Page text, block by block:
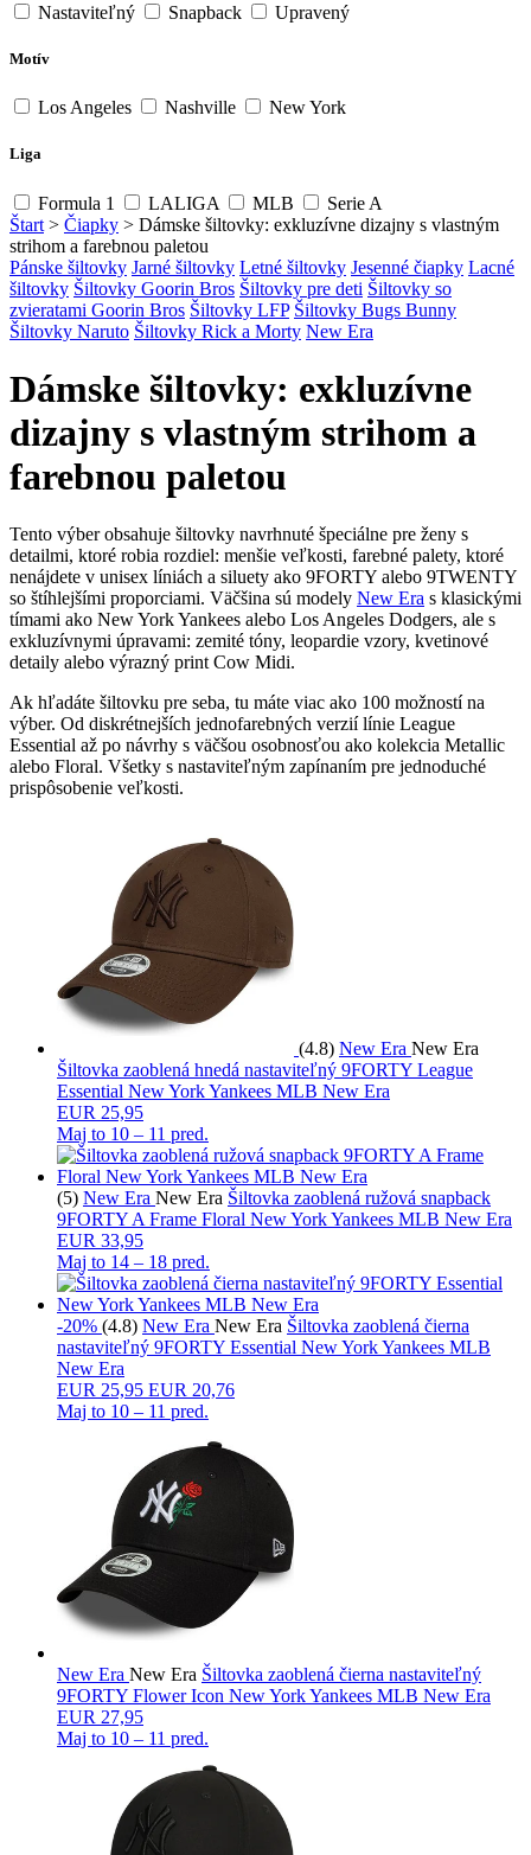
Nastaviteľný Snapback Upravený
Motív
Los Angeles Nashville New York
Liga
Formula 1 LALIGA MLB
Serie A
Štart > Čiapky > Dámske šiltovky: exkluzívne dizajny s vlastným
strihom a farebnou paletou
Pánske šiltovky Jarné šiltovky Letné šiltovky Jesenné čiapky Lacné
šiltovky Šiltovky Goorin Bros Šiltovky pre deti Šiltovky so
zvieratami Goorin Bros Šiltovky LFP Šiltovky Bugs Bunny
Šiltovky Naruto Šiltovky Rick a Morty New Era
Dámske šiltovky: exkluzívne
dizajny s vlastným strihom a
farebnou paletou
Tento výber obsahuje šiltovky navrhnuté špeciálne pre ženy s
detailmi, ktoré robia rozdiel: menšie veľkosti, farebné palety, ktoré
nenájdete v unisex líniách a siluety ako 9FORTY alebo 9TWENTY
so štíhlejšími proporciami. Väčšina sú modely New Era s klasickými
tímami ako New York Yankees alebo Los Angeles Dodgers, ale s
exkluzívnymi úpravami: zemité tóny, leopardie vzory, kvetinové
detaily alebo výrazný print Cow Midi.
Ak hľadáte šiltovku pre seba, tu máte viac ako 100 možností na
výber. Od diskrétnejších jednofarebných verzií línie League
Essential až po návrhy s väčšou osobnosťou ako kolekcia Metallic
alebo Floral. Všetky s nastaviteľným zapínaním pre jednoduché
prispôsobenie veľkosti.
(4.8) New Era New Era
Šiltovka zaoblená hnedá nastaviteľný 9FORTY League
Essential New York Yankees MLB New Era
EUR 25,95
Maj to 10 – 11 pred.
(5) New Era New Era Šiltovka zaoblená ružová snapback
9FORTY A Frame Floral New York Yankees MLB New Era
EUR 33,95
Maj to 14 – 18 pred.
-20% (4.8) New Era New Era Šiltovka zaoblená čierna
nastaviteľný 9FORTY Essential New York Yankees MLB
New Era
EUR 25,95 EUR 20,76
Maj to 10 – 11 pred.
New Era New Era Šiltovka zaoblená čierna nastaviteľný
9FORTY Flower Icon New York Yankees MLB New Era
EUR 27,95
Maj to 10 – 11 pred.